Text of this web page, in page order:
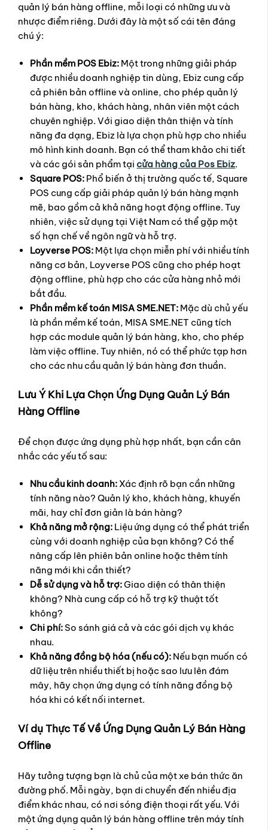
quản lý bán hàng offline, mỗi loại có những ưu và
nhược điểm riêng. Dưới đây là một số cái tên đáng
chú ý:
Phần mềm POS Ebiz: Một trong những giải pháp
được nhiều doanh nghiệp tin dùng, Ebiz cung cấp
cả phiên bản offline và online, cho phép quản lý
bán hàng, kho, khách hàng, nhân viên một cách
chuyên nghiệp. Với giao diện thân thiện và tính
năng đa dạng, Ebiz là lựa chọn phù hợp cho nhiều
mô hình kinh doanh. Bạn có thể tham khảo chi tiết
và các gói sản phẩm tại cửa hàng của Pos Ebiz.
Square POS: Phổ biến ở thị trường quốc tế, Square
POS cung cấp giải pháp quản lý bán hàng mạnh
mẽ, bao gồm cả khả năng hoạt động offline. Tuy
nhiên, việc sử dụng tại Việt Nam có thể gặp một
số hạn chế về ngôn ngữ và hỗ trợ.
Loyverse POS: Một lựa chọn miễn phí với nhiều tính
năng cơ bản, Loyverse POS cũng cho phép hoạt
động offline, phù hợp cho các cửa hàng nhỏ mới
bắt đầu.
Phần mềm kế toán MISA SME.NET: Mặc dù chủ yếu
là phần mềm kế toán, MISA SME.NET cũng tích
hợp các module quản lý bán hàng, kho, cho phép
làm việc offline. Tuy nhiên, nó có thể phức tạp hơn
cho các nhu cầu quản lý bán hàng đơn thuần.
Lưu Ý Khi Lựa Chọn Ứng Dụng Quản Lý Bán
Hàng Offline
Để chọn được ứng dụng phù hợp nhất, bạn cần cân
nhắc các yếu tố sau:
Nhu cầu kinh doanh: Xác định rõ bạn cần những
tính năng nào? Quản lý kho, khách hàng, khuyến
mãi, hay chỉ đơn giản là bán hàng?
Khả năng mở rộng: Liệu ứng dụng có thể phát triển
cùng với doanh nghiệp của bạn không? Có thể
nâng cấp lên phiên bản online hoặc thêm tính
năng mới khi cần thiết?
Dễ sử dụng và hỗ trợ:Giao diện có thân thiện
không? Nhà cung cấp có hỗ trợ kỹ thuật tốt
không?
Chi phí: So sánh giá cả và các gói dịch vụ khác
nhau.
Khả năng đồng bộ hóa (nếu có): Nếu bạn muốn có
dữ liệu trên nhiều thiết bị hoặc sao lưu lên đám
mây, hãy chọn ứng dụng có tính năng đồng bộ
hóa khi có kết nối internet.
Ví dụ Thực Tế Về Ứng Dụng Quản Lý Bán Hàng
Offline
Hãy tưởng tượng bạn là chủ của một xe bán thức ăn
đường phố. Mỗi ngày, bạn di chuyển đến nhiều địa
điểm khác nhau, có nơi sóng điện thoại rất yếu. Với
một ứng dụng quản lý bán hàng offline trên máy tính